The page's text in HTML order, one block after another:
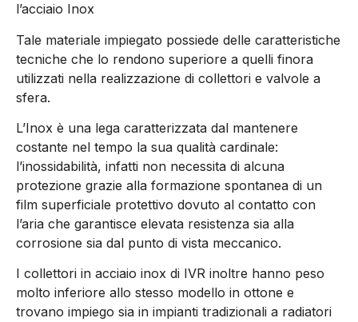
l’acciaio Inox
Tale materiale impiegato possiede delle caratteristiche
tecniche che lo rendono superiore a quelli finora
utilizzati nella realizzazione di collettori e valvole a
sfera.
L’Inox è una lega caratterizzata dal mantenere
costante nel tempo la sua qualità cardinale:
l’inossidabilità, infatti non necessita di alcuna
protezione grazie alla formazione spontanea di un
film superficiale protettivo dovuto al contatto con
l’aria che garantisce elevata resistenza sia alla
corrosione sia dal punto di vista meccanico.
I collettori in acciaio inox di IVR inoltre hanno peso
molto inferiore allo stesso modello in ottone e
trovano impiego sia in impianti tradizionali a radiatori